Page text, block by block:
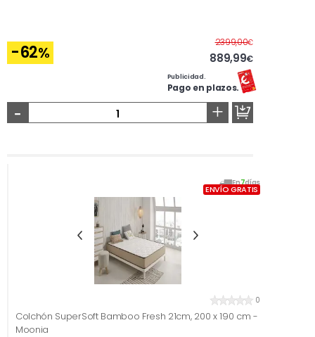
-62%
2399,00€Antes
889,99€
Publicidad.
Pago en plazos.
- +
En7días
ENVÍO GRATIS
0
Colchón SuperSoft Bamboo Fresh 21cm, 200 x 190 cm -
Moonia